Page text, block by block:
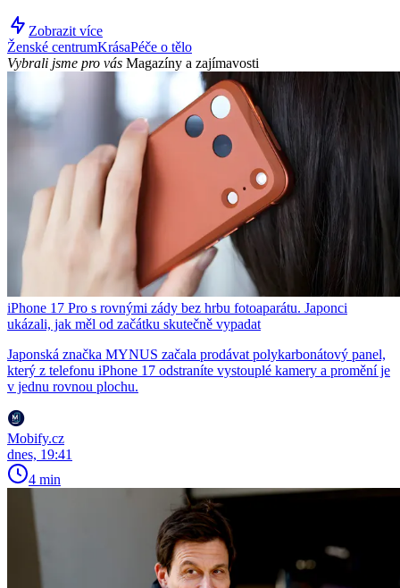
Zobrazit více
Ženské centrumKrásaPéče o tělo
Vybrali jsme pro vás Magazíny a zajímavosti
iPhone 17 Pro s rovnými zády bez hrbu fotoaparátu. Japonci
ukázali, jak měl od začátku skutečně vypadat
Japonská značka MYNUS začala prodávat polykarbonátový panel,
který z telefonu iPhone 17 odstraníte vystouplé kamery a promění je
v jednu rovnou plochu.
Mobify.cz
dnes, 19:41
4 min